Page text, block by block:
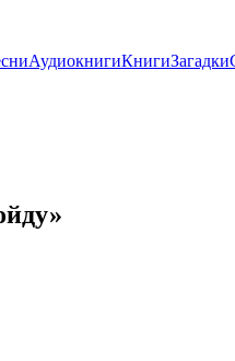
АудиокнигиКнигиЗагадки